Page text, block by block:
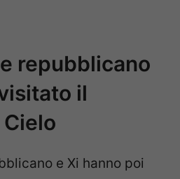
repubblicano
il
e Xi hanno poi